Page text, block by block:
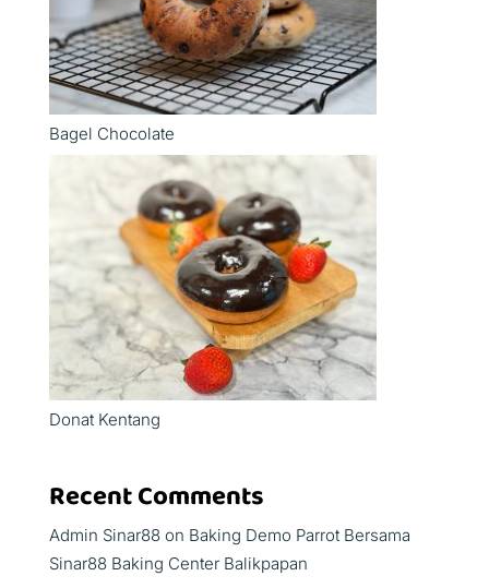
Bagel Chocolate
Donat Kentang
Recent Comments
Admin Sinar88on Baking Demo Parrot Bersama
Sinar88 Baking Center Balikpapan